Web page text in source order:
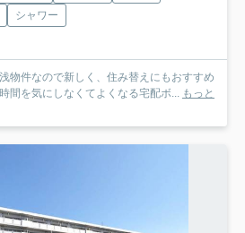
シャワー
物件なので新しく、住み替えにもおすすめ
間を気にしなくてよくなる宅配ボ... もっと